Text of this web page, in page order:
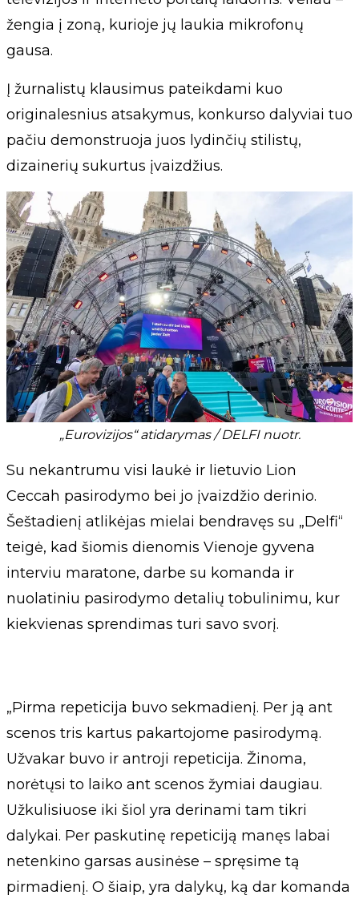
žengia į zoną, kurioje jų laukia mikrofonų
gausa.
Į žurnalistų klausimus pateikdami kuo
originalesnius atsakymus, konkurso dalyviai tuo
pačiu demonstruoja juos lydinčių stilistų,
dizainerių sukurtus įvaizdžius.
„Eurovizijos“ atidarymas / DELFI nuotr.
Su nekantrumu visi laukė ir lietuvio Lion
Ceccah pasirodymo bei jo įvaizdžio derinio.
Šeštadienį atlikėjas mielai bendravęs su „Delfi“
teigė, kad šiomis dienomis Vienoje gyvena
interviu maratone, darbe su komanda ir
nuolatiniu pasirodymo detalių tobulinimu, kur
kiekvienas sprendimas turi savo svorį.
„Pirma repeticija buvo sekmadienį. Per ją ant
scenos tris kartus pakartojome pasirodymą.
Užvakar buvo ir antroji repeticija. Žinoma,
norėtųsi to laiko ant scenos žymiai daugiau.
Užkulisiuose iki šiol yra derinami tam tikri
dalykai. Per paskutinę repeticiją manęs labai
netenkino garsas ausinėse – spręsime tą
pirmadienį. O šiaip, yra dalykų, ką dar komanda